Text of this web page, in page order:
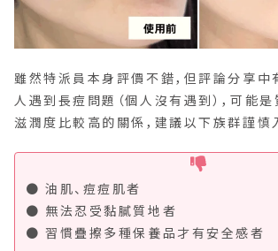
雖然特派員本身評價不錯，但評論分享中
人遇到長痘問題（個人沒有遇到），可能是
滋潤度比較高的關係，建議以下族群謹慎
● 油肌、痘痘肌者
● 無法忍受黏膩質地者
● 習慣疊擦多種保養品才有安全感者